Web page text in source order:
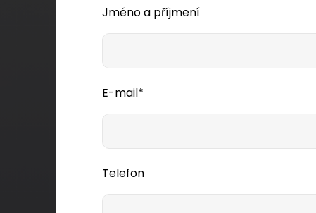
Jméno a příjmení
E-mail*
Telefon